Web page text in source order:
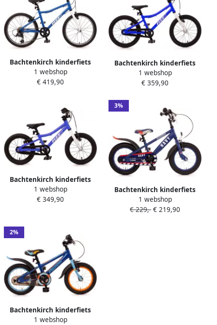
Bachtenkirch kinderfiets
Fizz 20 inch alu
donkerblauw
1 webshop
€ 419,90
Bachtenkirch kinderfiets
Fizz 16 inch alu
donkerblauw
1 webshop
€ 359,90
Bachtenkirch kinderfiets
Fizz 14 inch alu
donkerblauw
1 webshop
€ 349,90
3%
Bachtenkirch kinderfiets
Navy 14 inch donkerblauw
1 webshop
€ 229,- € 219,90
2%
Bachtenkirch kinderfiets
Pepp 14 inch donkerblauw
1 webshop